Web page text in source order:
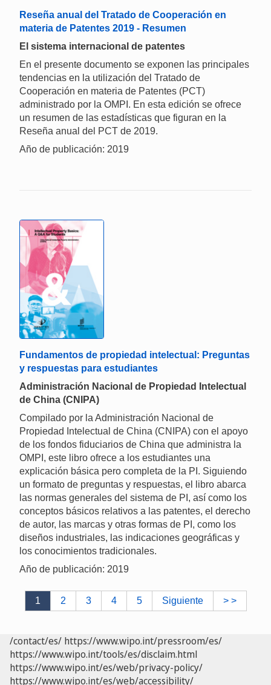
Reseña anual del Tratado de Cooperación en
materia de Patentes 2019 - Resumen
El sistema internacional de patentes
En el presente documento se exponen las principales
tendencias en la utilización del Tratado de
Cooperación en materia de Patentes (PCT)
administrado por la OMPI. En esta edición se ofrece
un resumen de las estadísticas que figuran en la
Reseña anual del PCT de 2019.
Año de publicación: 2019
Fundamentos de propiedad intelectual: Preguntas
y respuestas para estudiantes
Administración Nacional de Propiedad Intelectual
de China (CNIPA)
Compilado por la Administración Nacional de
Propiedad Intelectual de China (CNIPA) con el apoyo
de los fondos fiduciarios de China que administra la
OMPI, este libro ofrece a los estudiantes una
explicación básica pero completa de la PI. Siguiendo
un formato de preguntas y respuestas, el libro abarca
las normas generales del sistema de PI, así como los
conceptos básicos relativos a las patentes, el derecho
de autor, las marcas y otras formas de PI, como los
diseños industriales, las indicaciones geográficas y
los conocimientos tradicionales.
Año de publicación: 2019
1 2 3 4 5 Siguiente > >
/contact/es/ https://www.wipo.int/pressroom/es/
https://www.wipo.int/tools/es/disclaim.html
https://www.wipo.int/es/web/privacy-policy/
https://www.wipo.int/es/web/accessibility/